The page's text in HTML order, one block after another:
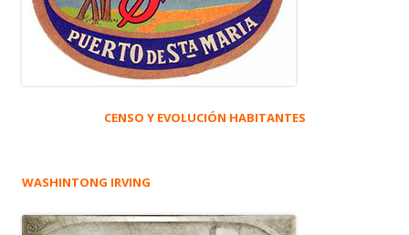
CENSO Y EVOLUCIÓN HABITANTES
WASHINTONG IRVING